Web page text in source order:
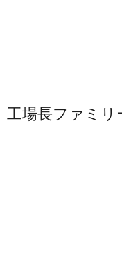
工場長ファミリ